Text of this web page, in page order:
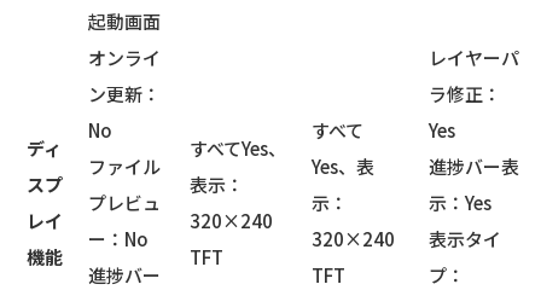
ディ
スプ
レイ
機能
起動画面
オンライ
ン更新：
No
ファイル
プレビュ
ー：No
進捗バー
すべてYes、
表示：
320×240
TFT
すべて
Yes、表
示：
320×240
TFT
レイヤーパ
ラ修正：
Yes
進捗バー表
示：Yes
表示タイ
プ：